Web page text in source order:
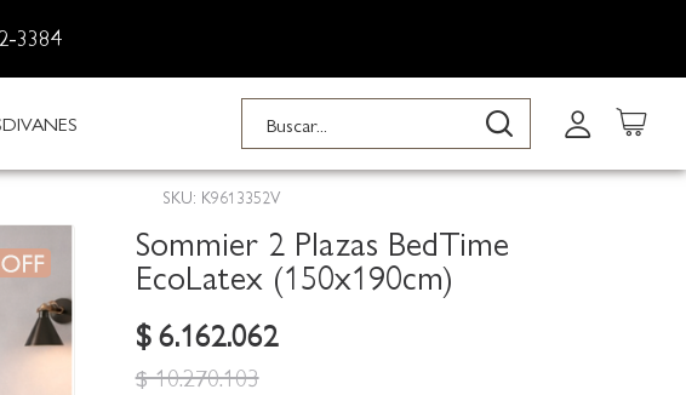
3384
DIVANES
Buscar Buscar
SKU: K9613352V
Sommier 2 Plazas BedTime
EcoLatex (150x190cm)
$ 10.270.103
$ 6.162.062